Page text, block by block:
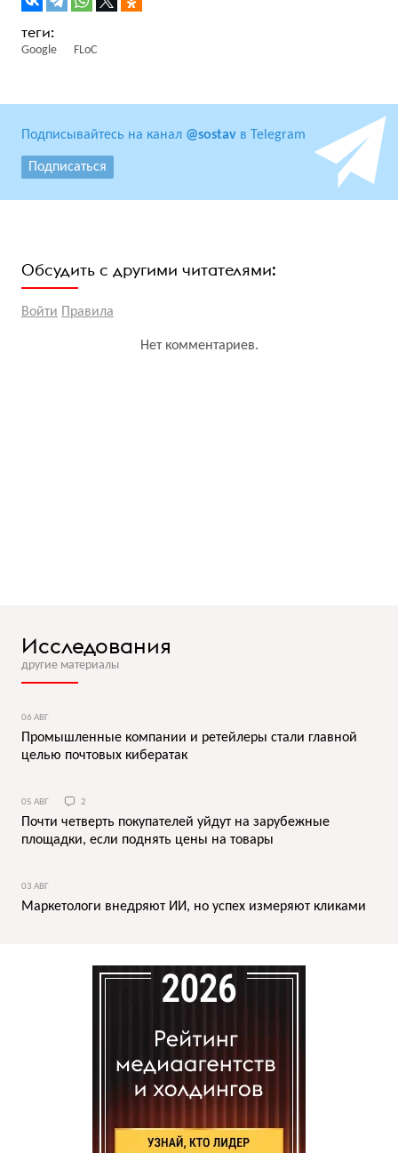
Google FLoC
Подписывайтесь на канал @sostav в Telegram
Подписаться
Обсудить с другими читателями:
Войти Правила
Нет комментариев.
Исследования
другие материалы
06 АВГ
Промышленные компании и ретейлеры стали главной
целью почтовых кибератак
05 АВГ 2
Почти четверть покупателей уйдут на зарубежные
площадки, если поднять цены на товары
03 АВГ
Маркетологи внедряют ИИ, но успех измеряют кликами